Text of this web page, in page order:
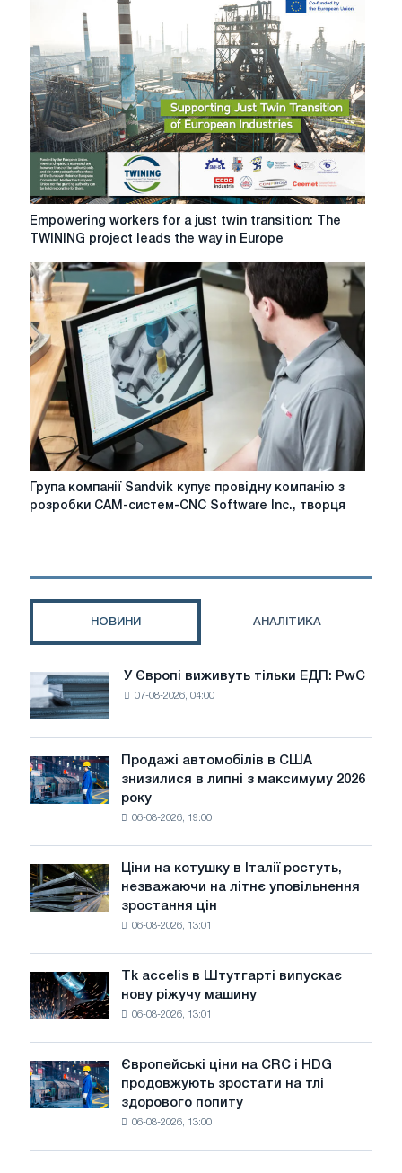
планы
ГХХ
Фарцойге
Empowering
workers
a
just
twin
transition:
The
TWINING
project
leads
the
way
in
Empowering workers for a just twin transition: The
TWINING project leads the way in Europe
Група
компанії
компанію
систем-
Software
Inc.,
Група компанії Sandvik купує провідну компанію з
розробки CAM-систем-CNC Software Inc., творця
НОВИНИ АНАЛІТИКА
Європі
виживуть
тільки
ЕДП:
PwC
У Європі виживуть тільки ЕДП: PwC
07-08-2026, 04:00
Продажі
автомобілів
в
липні
з
максимуму
року
Продажі автомобілів в США
знизилися в липні з максимуму 2026
року
06-08-2026, 19:00
Ціни
на
котушку
незважаючи
на
літнє
уповільнення
зростання
цін
Ціни на котушку в Італії ростуть,
незважаючи на літнє уповільнення
зростання цін
06-08-2026, 13:01
Tk
accelis
в
нову
ріжучу
машину
Tk accelis в Штутгарті випускає
нову ріжучу машину
06-08-2026, 13:01
Європейські
ціни
на
Європейські ціни на CRC і HDG
продовжують зростати на тлі
здорового попиту
06-08-2026, 13:00